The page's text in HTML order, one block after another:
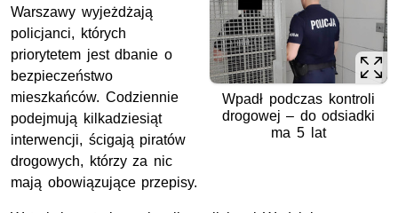
Wpadł podczas kontroli
drogowej – do odsiadki
ma 5 lat
Warszawy wyjeżdżają
policjanci, których
priorytetem jest dbanie o
bezpieczeństwo
mieszkańców. Codziennie
podejmują kilkadziesiąt
interwencji, ścigają piratów
drogowych, którzy za nic
mają obowiązujące przepisy.